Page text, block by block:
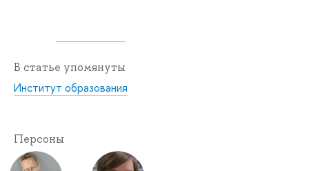
В статье упомянуты
Институт образования
Персоны